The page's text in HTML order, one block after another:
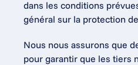
dans les conditions
général sur la protection
Nous nous assurons que
pour garantir que les tiers